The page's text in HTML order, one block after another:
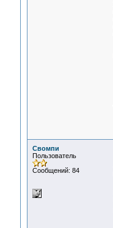
Свомпи
Пользователь
Сообщений: 84